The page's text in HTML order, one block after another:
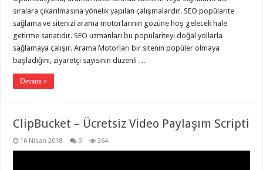
sıralara çıkarılmasına yönelik yapılan çalışmalardır. SEO popülarite
sağlama ve sitenizi arama motorlarının gözüne hoş gelecek hale
getirme sanatıdır. SEO uzmanları bu popülariteyi doğal yollarla
sağlamaya çalışır. Arama Motorları bir sitenin popüler olmaya
başladığını, ziyaretçi sayısının düzenli …
Devamı »
ClipBucket – Ücretsiz Video Paylaşım Scripti
16 Nisan 2018 0 264